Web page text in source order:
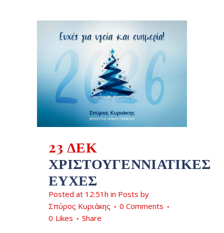
23 ΔΕΚ
ΧΡΙΣΤΟΥΓΕΝΝΙΑΤΙΚΕΣ
ΕΥΧΕΣ
Posted at 12:51h in Posts by
Σπύρος Κυριάκης
0 Comments
0 Likes Share